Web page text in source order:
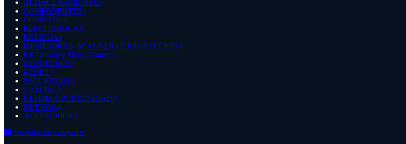
ALMACENAMIENTO
COMPONENTES
COMPUTO
ELECTRONICA
ENERGIA
IMPRESORAS, SCANNERS Y PROYECCION
Kit Teclado y Mouse Gamer
MONITORES
REDES
SEGURIDAD
GAMING
ULTIMA OPORTUNIDAD
NUEVOS
ACCESORIOS
Ver todas las categorías